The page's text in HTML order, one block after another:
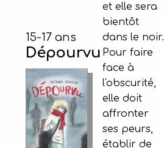
15-17 ans
Dépourvu
et elle sera
bientôt
dans le noir.
Pour faire
face à
l'obscurité,
elle doit
affronter
ses peurs,
établir de